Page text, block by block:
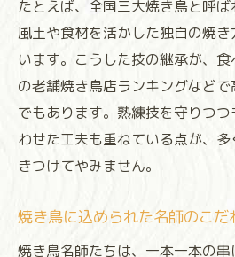
焼き鳥に対する名師の
名師直伝の焼き鳥技術を体
焼き鳥名師から学ぶ絶
談
焼き鳥の火加減や串打
焼き鳥名師指導のもと
焼き鳥名師から伝授さ
方
たとえば、全国三大焼き鳥と呼
風土や食材を活かした独自の焼
います。こうした技の継承が、
の老舗焼き鳥店ランキングなど
でもあります。熟練技を守りつ
わせた工夫も重ねている点が、
きつけてやみません。
焼き鳥に込められた名師のこだ
焼き鳥名師たちは、一本一本の